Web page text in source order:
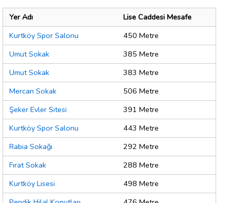
Yer Adı
Lise Caddesi Mesafe
Kurtköy Spor Salonu
450 Metre
Umut Sokak
385 Metre
Umut Sokak
383 Metre
Mercan Sokak
506 Metre
Şeker Evler Sitesi
391 Metre
Kurtköy Spor Salonu
443 Metre
Rabia Sokağı
292 Metre
Fırat Sokak
288 Metre
Kurtköy Lisesi
498 Metre